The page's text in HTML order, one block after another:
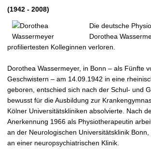
(1942 - 2008)
Die deutsche
Dorothea
profiliertesten Kolleginnen verloren.
Dorothea Wassermeyer, in Bonn – als Fünfte
Geschwistern – am 14.09.1942 in eine
geboren, entschied sich nach der Schul- und
bewusst für die Ausbildung zur
Kölner Universitätskliniken absolvierte. Nach
Anerkennung 1966 als Physiotherapeutin
an der Neurologischen Universitätsklinik
an einer neuropsychiatrischen Klinik.